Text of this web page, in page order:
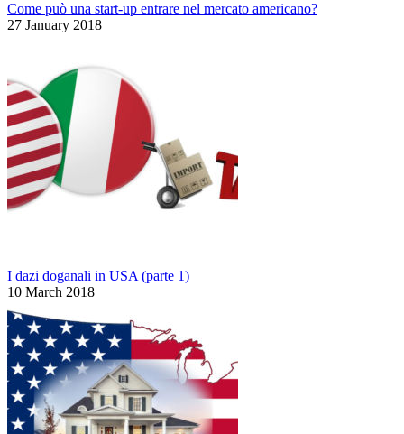
Come può una start-up entrare nel mercato americano?
27 January 2018
I dazi doganali in USA (parte 1)
10 March 2018